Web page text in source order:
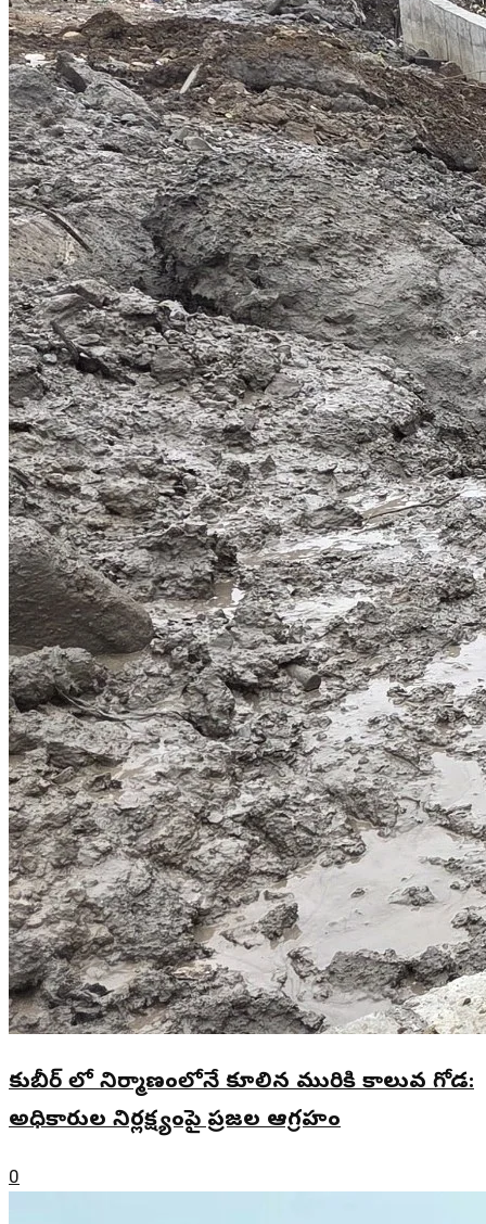
కుబీర్ లో నిర్మాణంలోనే కూలిన మురికి కాలువ గోడ:
అధికారుల నిర్లక్ష్యంపై ప్రజల ఆగ్రహం
0